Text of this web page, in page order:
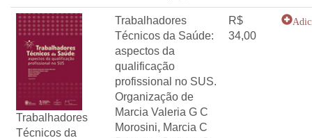
Trabalhadores
Técnicos da
Trabalhadores
Técnicos da Saúde:
aspectos da
qualificação
profissional no SUS.
Organização de
Marcia Valeria G C
Morosini, Marcia C
R$
34,00